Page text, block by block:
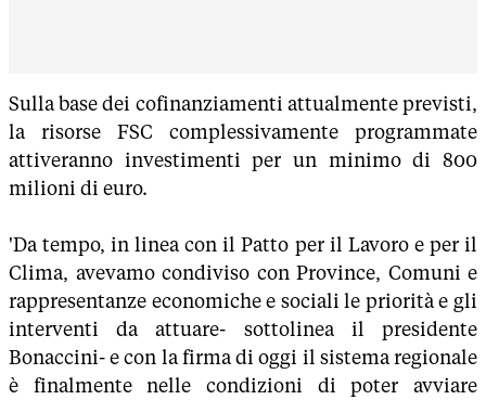
Sulla base dei cofinanziamenti attualmente previsti,
la risorse FSC complessivamente programmate
attiveranno investimenti per un minimo di 800
milioni di euro.
'Da tempo, in linea con il Patto per il Lavoro e per il
Clima, avevamo condiviso con Province, Comuni e
rappresentanze economiche e sociali le priorità e gli
interventi da attuare- sottolinea il presidente
Bonaccini- e con la firma di oggi il sistema regionale
è finalmente nelle condizioni di poter avviare